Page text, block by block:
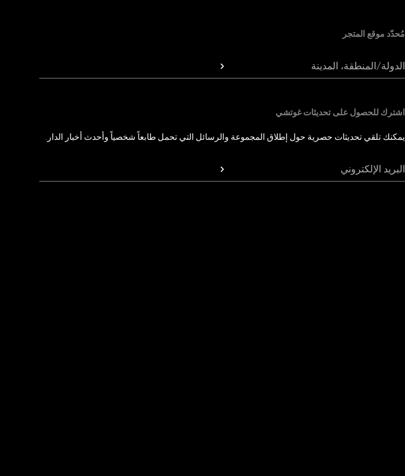
مُحدّد موقع المتجر
الدولة/المنطقة، المدينة
اشترك للحصول على تحديثات غوتشي
يمكنك تلقي تحديثات حصرية حول إطلاق المجموعة والرسائل التي تحمل طابعاً شخصياً وأحدث أخبار الدار.
البريد الإلكتروني